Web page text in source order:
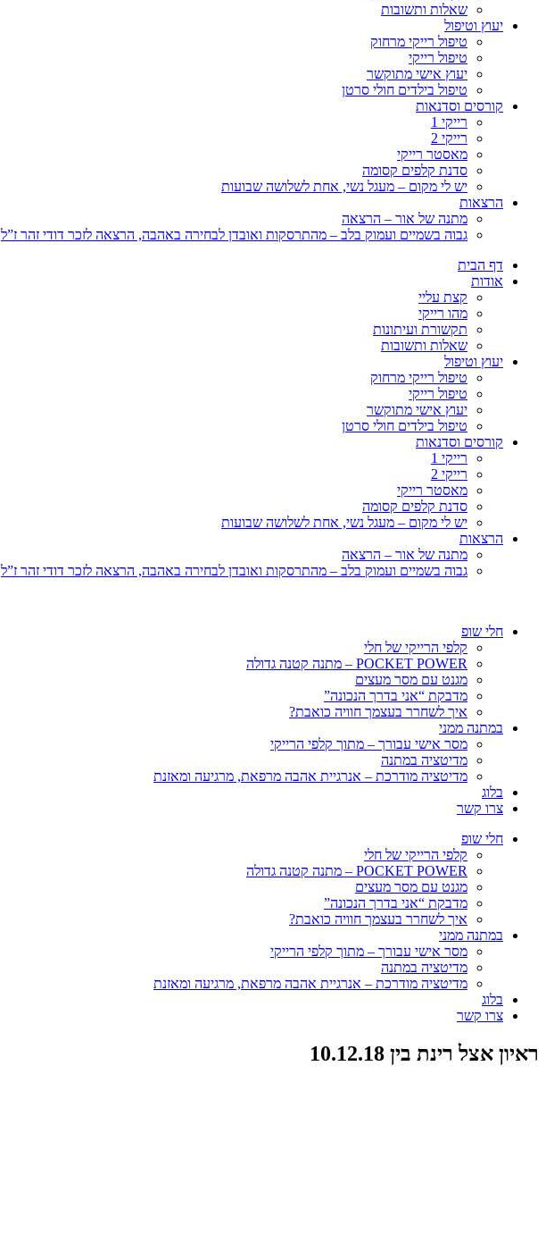
שאלות ותשובות
יעוץ וטיפול
טיפול רייקי מרחוק
טיפול רייקי
יעוץ אישי מתוקשר
טיפול בילדים חולי סרטן
קורסים וסדנאות
רייקי 1
רייקי 2
מאסטר רייקי
סדנת קלפים קסומה
יש לי מקום – מעגל נשי, אחת לשלושה שבועות
הרצאות
מתנה של אור – הרצאה
גבוה בשמיים ועמוק בלב – מהתרסקות ואובדן לבחירה באהבה, הרצאה לזכר דודי זהר ז”ל
דף הבית
אודות
קצת עליי
מהו רייקי
תקשורת ועיתונות
שאלות ותשובות
יעוץ וטיפול
טיפול רייקי מרחוק
טיפול רייקי
יעוץ אישי מתוקשר
טיפול בילדים חולי סרטן
קורסים וסדנאות
רייקי 1
רייקי 2
מאסטר רייקי
סדנת קלפים קסומה
יש לי מקום – מעגל נשי, אחת לשלושה שבועות
הרצאות
מתנה של אור – הרצאה
גבוה בשמיים ועמוק בלב – מהתרסקות ואובדן לבחירה באהבה, הרצאה לזכר דודי זהר ז”ל
חלי שופ
קלפי הרייקי של חלי
POCKET POWER – מתנה קטנה גדולה
מגנט עם מסר מעצים
מדבקת “אני בדרך הנכונה”
איך לשחרר בעצמך חוויה כואבת?
במתנה ממני
מסר אישי עבורך – מתוך קלפי הרייקי
מדיטציה במתנה
מדיטציה מודרכת – אנרגיית אהבה מרפאת, מרגיעה ומאזנת
בלוג
צרו קשר
חלי שופ
קלפי הרייקי של חלי
POCKET POWER – מתנה קטנה גדולה
מגנט עם מסר מעצים
מדבקת “אני בדרך הנכונה”
איך לשחרר בעצמך חוויה כואבת?
במתנה ממני
מסר אישי עבורך – מתוך קלפי הרייקי
מדיטציה במתנה
מדיטציה מודרכת – אנרגיית אהבה מרפאת, מרגיעה ומאזנת
בלוג
צרו קשר
ראיון אצל רינת בין 10.12.18